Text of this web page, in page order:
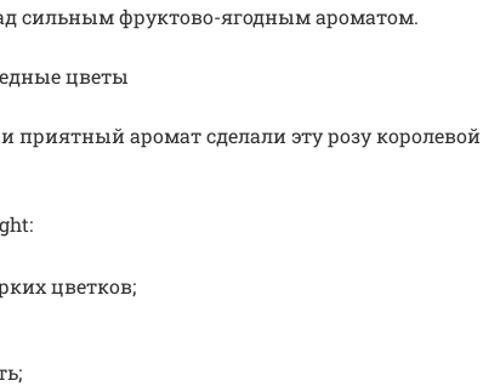
сильным фруктово-ягодным ароматом.
цветы
приятный аромат сделали эту розу королевой
цветков;